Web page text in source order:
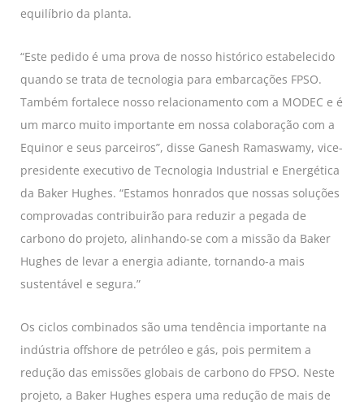
equilíbrio da planta.
“Este pedido é uma prova de nosso histórico estabelecido
quando se trata de tecnologia para embarcações FPSO.
Também fortalece nosso relacionamento com a MODEC e é
um marco muito importante em nossa colaboração com a
Equinor e seus parceiros”, disse Ganesh Ramaswamy, vice-
presidente executivo de Tecnologia Industrial e Energética
da Baker Hughes. “Estamos honrados que nossas soluções
comprovadas contribuirão para reduzir a pegada de
carbono do projeto, alinhando-se com a missão da Baker
Hughes de levar a energia adiante, tornando-a mais
sustentável e segura.”
Os ciclos combinados são uma tendência importante na
indústria offshore de petróleo e gás, pois permitem a
redução das emissões globais de carbono do FPSO. Neste
projeto, a Baker Hughes espera uma redução de mais de